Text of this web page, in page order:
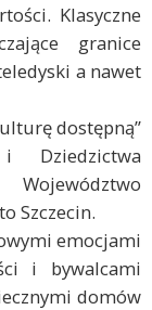
Klasyczne
granice
a nawet
dostępną”
Dziedzictwa
Szczecin.
emocjami
i bywalcami
domów